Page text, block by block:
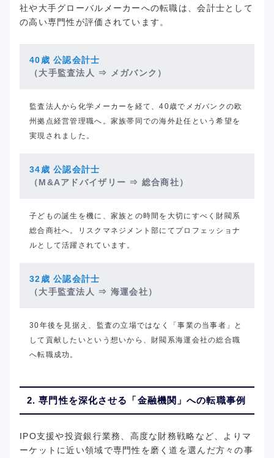
社や大手グローバルメーカーへの転職は、会計士として
の高い専門性が評価されています。
40歳 公認会計士
（大手監査法人
⇒ メガバンク）
監査法人から化学メーカーを経て、40歳でメガバンクの欧
州拠点経営管理職へ。家族帯同での海外赴任という希望を
実現されました。
34歳 公認会計士
（M&Aアドバイザリー ⇒ 総合商社）
子どもの誕生を機に、家族との時間を大切にすべく財閥系
総合商社へ。リスクマネジメント部にてプロフェッショナ
ルとして活躍されています。
32歳 公認会計士
（大手監査法人
⇒ 海運会社）
30年後を見据え、監査の立場ではなく「事業の当事者」と
して貢献したいという想いから、財閥系海運会社の総合職
へ転職成功。
2. 専門性を深化させる「金融機関」への転職事例
IPO支援や投資銀行業務、高度な財務戦略など、よりマ
ーケットに近い領域で専門性を磨く道を選んだ方々の事